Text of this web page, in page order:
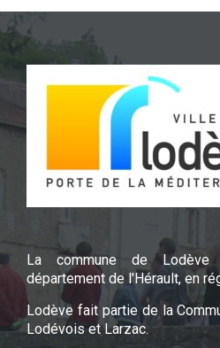
La commune de
département de l'Hérault, en
Lodève fait partie de la
Lodévois et Larzac.